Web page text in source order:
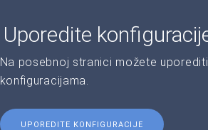
Uporedite
Na posebnoj stranici možete
konfiguracijama.
UPOREDITE KONFIGURACIJE